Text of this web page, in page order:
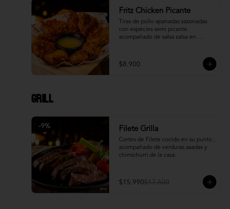
Fritz Chicken Picante
Tiras de pollo apanadas sazonadas
con especies semi picante.
acompañado de salsa salsa en
$8.900
Grill
-9% Filete Grilla
Cortes de Filete cocido en su punto ,
acompañado de verduras asadas y
chimichurri de la casa.
$15.990$17.500